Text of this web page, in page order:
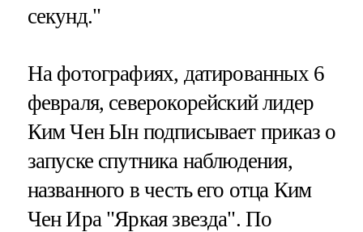
секунд."
На фотографиях, датированных 6
февраля, северокорейский лидер
Ким Чен Ын подписывает приказ о
запуске спутника наблюдения,
названного в честь его отца Ким
Чен Ира "Яркая звезда". По